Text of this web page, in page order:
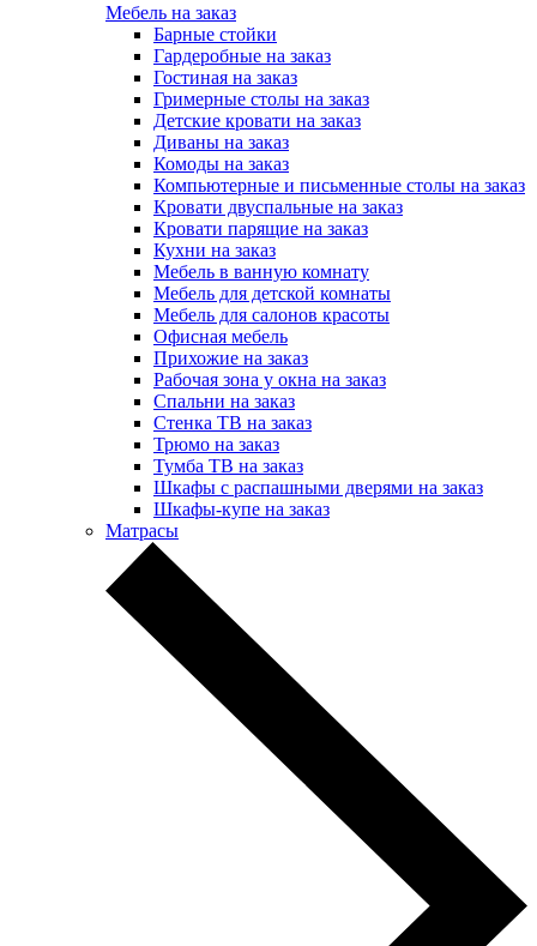
Мебель на заказ
Барные стойки
Гардеробные на заказ
Гостиная на заказ
Гримерные столы на заказ
Детские кровати на заказ
Диваны на заказ
Комоды на заказ
Компьютерные и письменные столы на заказ
Кровати двуспальные на заказ
Кровати парящие на заказ
Кухни на заказ
Мебель в ванную комнату
Мебель для детской комнаты
Мебель для салонов красоты
Офисная мебель
Прихожие на заказ
Рабочая зона у окна на заказ
Спальни на заказ
Стенка ТВ на заказ
Трюмо на заказ
Тумба ТВ на заказ
Шкафы с распашными дверями на заказ
Шкафы-купе на заказ
Матрасы